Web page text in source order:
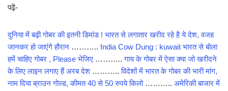
पढ़ें-
दुनिया में बढ़ी गोबर की इतनी डिमांड ! भारत से लगातार खरीद रहे है ये देश, वजह
जानकर हो जाएंगे हौरान ……….. India Cow Dung : kuwait भारत से बोला
हमें चाहिए गोबर , Please भेजिए ………..गाय के गोबर में ऐसा क्‍या जो खरीदने
के लिए लाइन लगाए हैं अरब देश ………..विदेशों में भारत के गोबर की भारी मांग,
नाम दिया ब्राउन गोल्ड, कीमत 40 से 50 रुपये किलो……….. अमेरिकी बाजार में